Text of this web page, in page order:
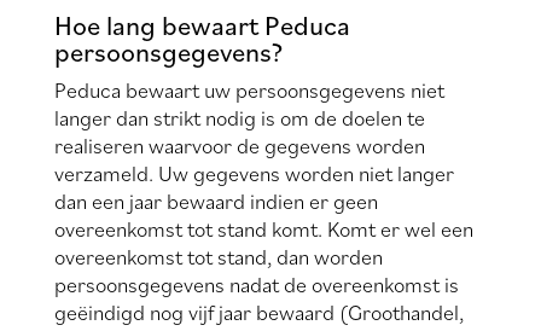
Hoe lang bewaart Peduca
persoonsgegevens?
Peduca bewaart uw persoonsgegevens niet
langer dan strikt nodig is om de doelen te
realiseren waarvoor de gegevens worden
verzameld. Uw gegevens worden niet langer
dan een jaar bewaard indien er geen
overeenkomst tot stand komt. Komt er wel een
overeenkomst tot stand, dan worden
persoonsgegevens nadat de overeenkomst is
geëindigd nog vijf jaar bewaard (Groothandel,